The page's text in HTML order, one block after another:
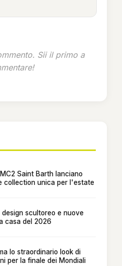
Sii il primo a
Saint Barth lanciano
collection unica per l'estate
design scultoreo e nuove
casa del 2026
lo straordinario look di
per la finale dei Mondiali